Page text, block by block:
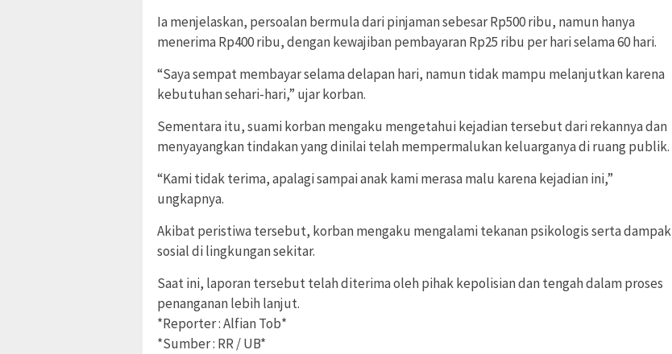
Ia menjelaskan, persoalan bermula dari pinjaman sebesar Rp500 ribu, namun hanya
menerima Rp400 ribu, dengan kewajiban pembayaran Rp25 ribu per hari selama 60 hari.
“Saya sempat membayar selama delapan hari, namun tidak mampu melanjutkan karena
kebutuhan sehari-hari,” ujar korban.
Sementara itu, suami korban mengaku mengetahui kejadian tersebut dari rekannya dan
menyayangkan tindakan yang dinilai telah mempermalukan keluarganya di ruang publik.
“Kami tidak terima, apalagi sampai anak kami merasa malu karena kejadian ini,”
ungkapnya.
Akibat peristiwa tersebut, korban mengaku mengalami tekanan psikologis serta dampak
sosial di lingkungan sekitar.
Saat ini, laporan tersebut telah diterima oleh pihak kepolisian dan tengah dalam proses
penanganan lebih lanjut.
*Reporter : Alfian Tob*
*Sumber : RR / UB*